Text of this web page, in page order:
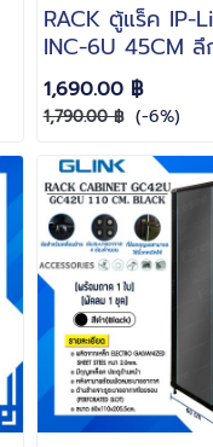
RACK ตู้แร็ค IP-
INC-6U 45CM
ขนาด 60x45X37
45 cm.
1,690.00 ฿
1,790.00 ฿ (-6%)